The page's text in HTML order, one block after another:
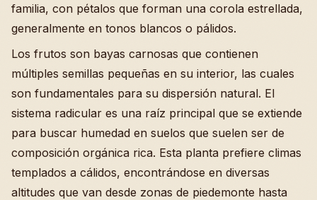
familia, con pétalos que forman una corola estrellada,
generalmente en tonos blancos o pálidos.
Los frutos son bayas carnosas que contienen
múltiples semillas pequeñas en su interior, las cuales
son fundamentales para su dispersión natural. El
sistema radicular es una raíz principal que se extiende
para buscar humedad en suelos que suelen ser de
composición orgánica rica. Esta planta prefiere climas
templados a cálidos, encontrándose en diversas
altitudes que van desde zonas de piedemonte hasta